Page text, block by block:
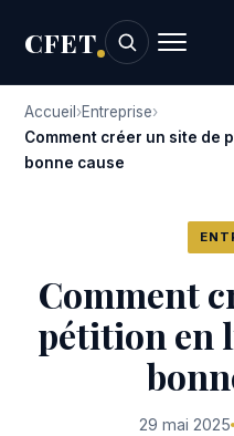
CFET
Accueil
Entreprise
Comment créer un site de
bonne cause
Comment
pétition en
29 mai 2025